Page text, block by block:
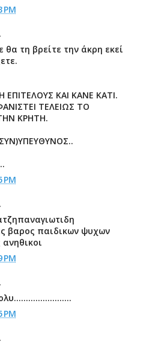
PM
τη βρείτε την άκρη εκεί
ΕΠΙΤΕΛΟΥΣ ΚΑΙ ΚΑΝΕ ΚΑΤΙ.
ΤΕΛΕΙΩΣ ΤΟ
ΚΡΗΤΗ.
PM
βαρος παιδικων ψυχων
PM
PM